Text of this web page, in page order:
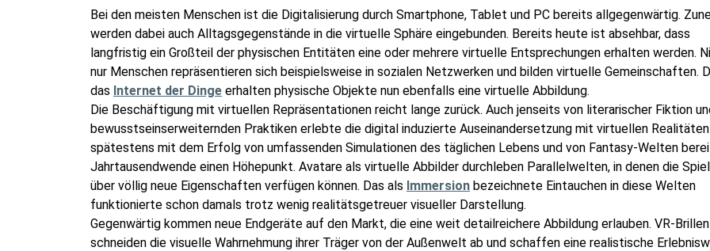
Bei den meisten Menschen ist die Digitalisierung durch Smartphone, Tablet und PC bereits allgegenwärtig.
werden dabei auch Alltagsgegenstände in die virtuelle Sphäre eingebunden. Bereits heute ist absehbar, dass
langfristig ein Großteil der physischen Entitäten eine oder mehrere virtuelle Entsprechungen erhalten werden.
nur Menschen repräsentieren sich beispielsweise in sozialen Netzwerken und bilden virtuelle Gemeinschaften.
das Internet der Dinge erhalten physische Objekte nun ebenfalls eine virtuelle Abbildung.
Die Beschäftigung mit virtuellen Repräsentationen reicht lange zurück. Auch jenseits von literarischer Fiktion
bewusstseinserweiternden Praktiken erlebte die digital induzierte Auseinandersetzung mit virtuellen Realitäten
spätestens mit dem Erfolg von umfassenden Simulationen des täglichen Lebens und von Fantasy-Welten
Jahrtausendwende einen Höhepunkt. Avatare als virtuelle Abbilder durchleben Parallelwelten, in denen die
über völlig neue Eigenschaften verfügen können. Das als Immersion bezeichnete Eintauchen in diese Welten
funktionierte schon damals trotz wenig realitätsgetreuer visueller Darstellung.
Gegenwärtig kommen neue Endgeräte auf den Markt, die eine weit detailreichere Abbildung erlauben. VR-Brillen
schneiden die visuelle Wahrnehmung ihrer Träger von der Außenwelt ab und schaffen eine realistische